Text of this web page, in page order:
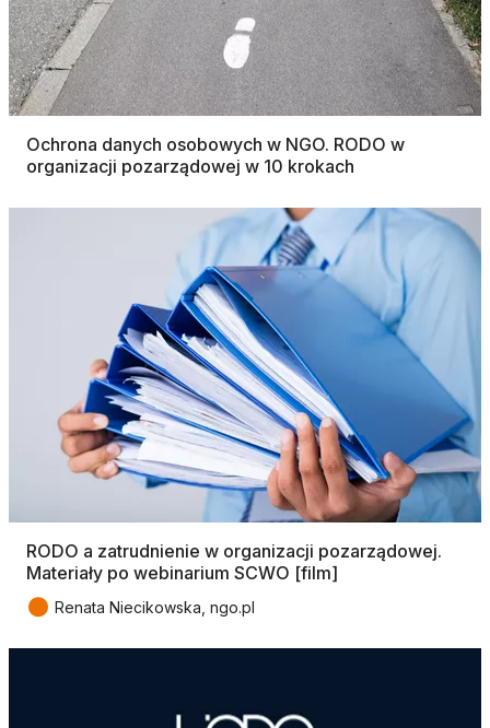
Ochrona danych osobowych w NGO. RODO w
organizacji pozarządowej w 10 krokach
RODO a zatrudnienie w organizacji pozarządowej.
Materiały po webinarium SCWO [film]
● Renata Niecikowska, ngo.pl